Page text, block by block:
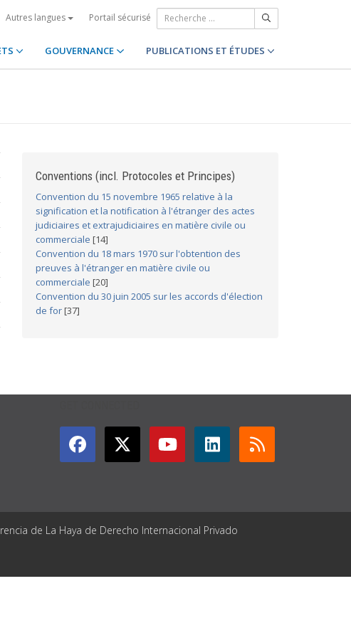
Autres langues Portail sécurisé
GOUVERNANCE PUBLICATIONS ET ÉTUDES
Conventions (incl. Protocoles et Principes)
Convention du 15 novembre 1965 relative à la
signification et la notification à l'étranger des actes
judiciaires et extrajudiciaires en matière civile ou
commerciale [14]
Convention du 18 mars 1970 sur l'obtention des
preuves à l'étranger en matière civile ou
commerciale [20]
Convention du 30 juin 2005 sur les accords d'élection
de for[37]
de La Haya de Derecho Internacional Privado